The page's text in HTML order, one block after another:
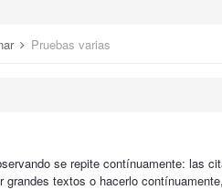
Pruebas varias
se repite contínuamente: las
textos o hacerlo